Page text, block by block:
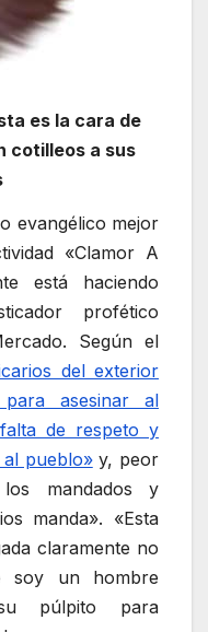
es la cara de
cotilleos a sus
evangélico mejor
«Clamor A
está haciendo
profético
Según el
del exterior
asesinar al
de respeto y
pueblo»y, peor
mandados y
manda». «Esta
claramente no
soy un hombre
púlpito para